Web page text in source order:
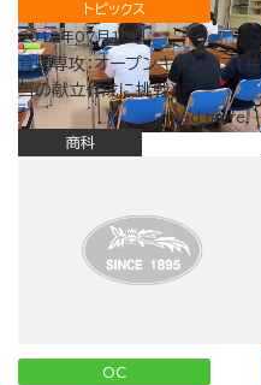
トピックス
2019年07月16日
食物専攻：オープンキャンパス(弁
当の献立作成に挑戦)
read more
商科
OC